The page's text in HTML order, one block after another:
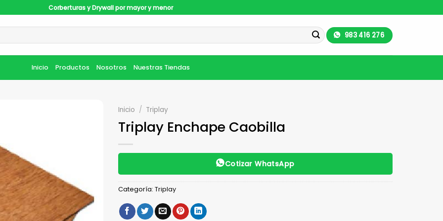
Corberturas y Drywall por mayor y menor
983 416 276
Inicio Productos Nosotros Nuestras Tiendas
Inicio / Triplay
Triplay Enchape Caobilla
Cotizar WhatsApp
Categoría: Triplay